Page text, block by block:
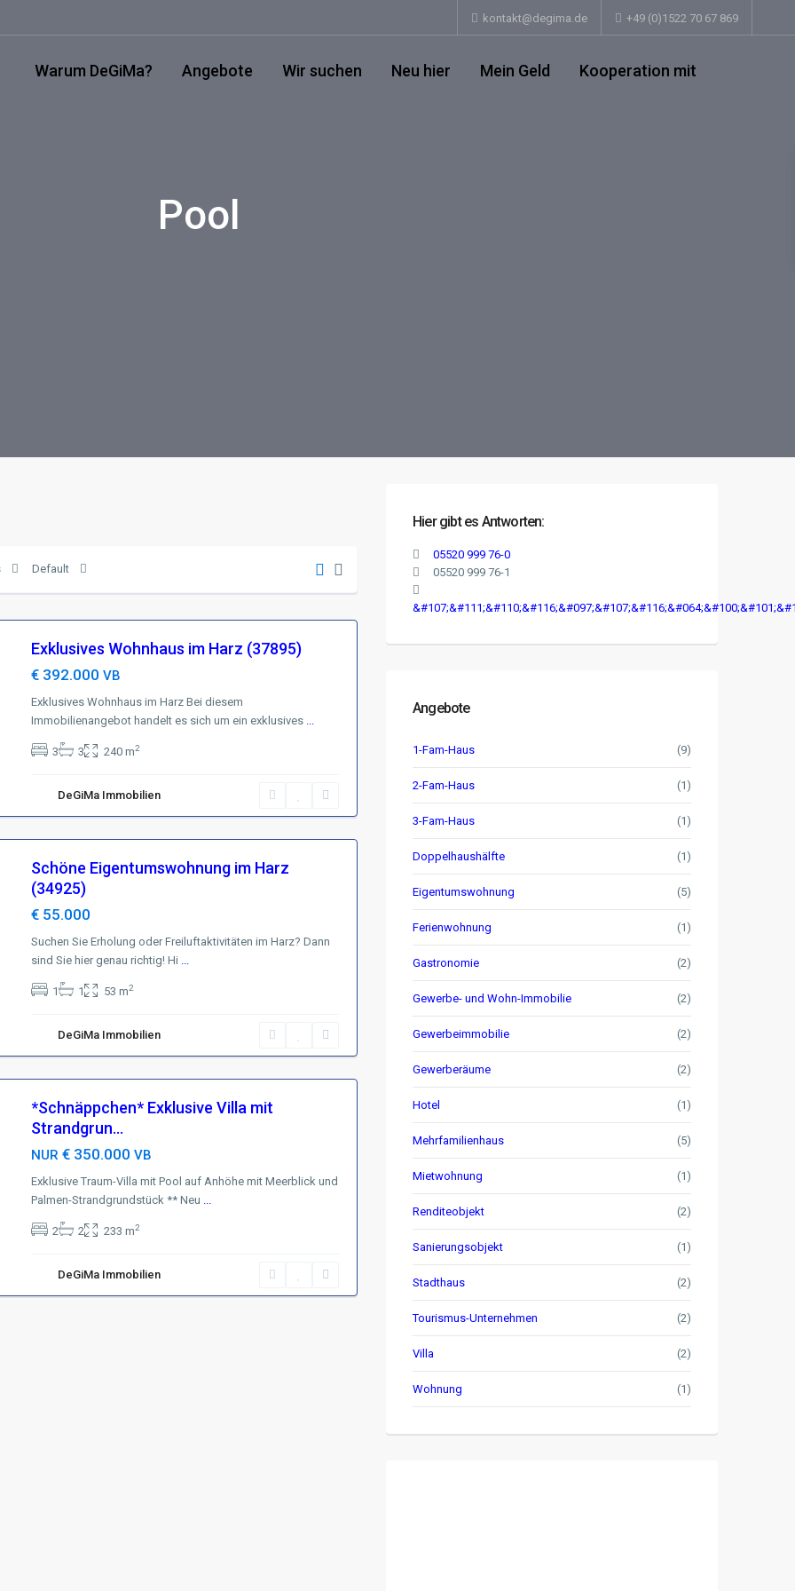
kontakt@degima.de +49 (0)1522 70 67 869
Warum DeGiMa? Angebote Wir suchen Neu hier Mein Geld Kooperation mit
Pool
Default
Exklusives Wohnhaus im Harz (37895)
€ 392.000 VB
Exklusives Wohnhaus im Harz Bei diesem
Immobilienangebot handelt es sich um ein exklusives ...
3 3 240 m2
DeGiMa Immobilien
Schöne Eigentumswohnung im Harz
(34925)
€ 55.000
Suchen Sie Erholung oder Freiluftaktivitäten im Harz? Dann
sind Sie hier genau richtig! Hi ...
1 1 53 m2
DeGiMa Immobilien
*Schnäppchen* Exklusive Villa mit
Strandgrun...
NUR € 350.000 VB
Exklusive Traum-Villa mit Pool auf Anhöhe mit Meerblick und
Palmen-Strandgrundstück ** Neu ...
2 2 233 m2
DeGiMa Immobilien
Hier gibt es Antworten:
05520 999 76-0
05520 999 76-1
Angebote
1-Fam-Haus (9)
2-Fam-Haus (1)
3-Fam-Haus (1)
Doppelhaushälfte (1)
Eigentumswohnung (5)
Ferienwohnung (1)
Gastronomie (2)
Gewerbe- und Wohn-Immobilie (2)
Gewerbeimmobilie (2)
Gewerberäume (2)
Hotel (1)
Mehrfamilienhaus (5)
Mietwohnung (1)
Renditeobjekt (2)
Sanierungsobjekt (1)
Stadthaus (2)
Tourismus-Unternehmen (2)
Villa (2)
Wohnung (1)